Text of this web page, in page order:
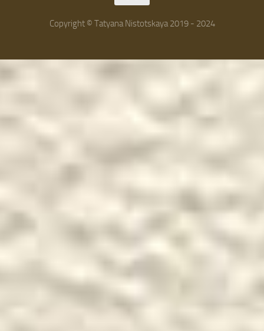
Copyright © Tatyana Nistotskaya 2019 - 2024